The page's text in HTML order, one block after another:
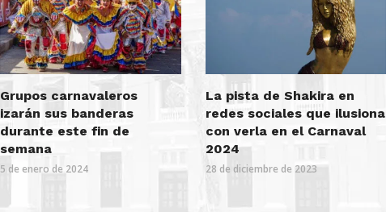
Grupos carnavaleros
izarán sus banderas
durante este fin de
semana
5 de enero de 2024
La pista de Shakira en
redes sociales que ilusiona
con verla en el Carnaval
2024
28 de diciembre de 2023